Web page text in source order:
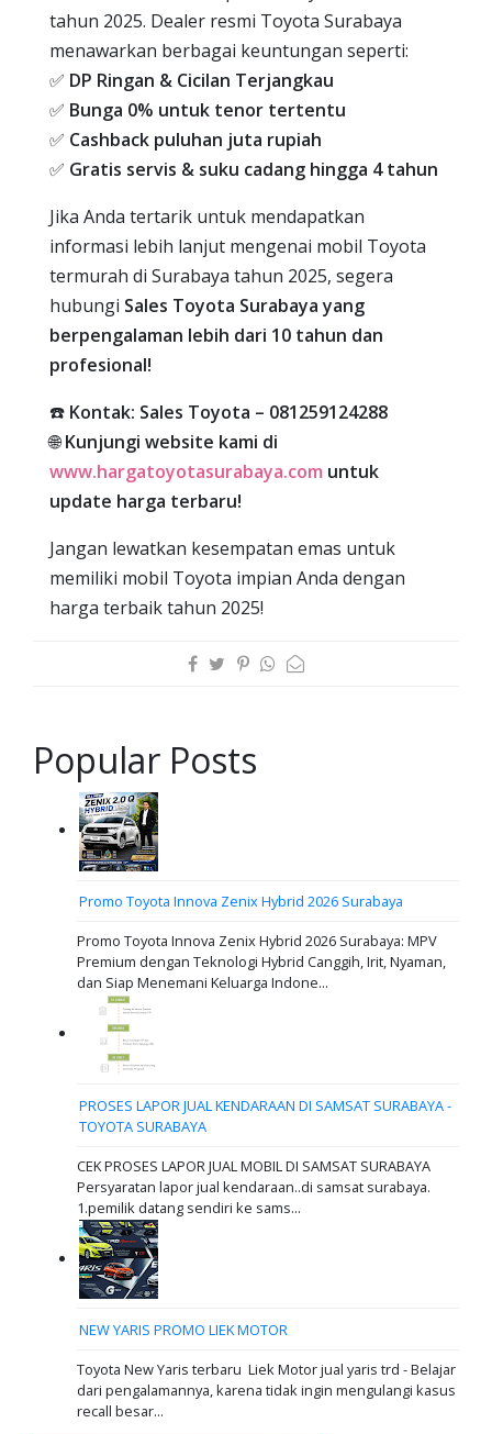
tahun 2025. Dealer resmi Toyota Surabaya
menawarkan berbagai keuntungan seperti:
✅ DP Ringan & Cicilan Terjangkau
✅ Bunga 0% untuk tenor tertentu
✅ Cashback puluhan juta rupiah
✅ Gratis servis & suku cadang hingga 4 tahun
Jika Anda tertarik untuk mendapatkan
informasi lebih lanjut mengenai mobil Toyota
termurah di Surabaya tahun 2025, segera
hubungi Sales Toyota Surabaya yang
berpengalaman lebih dari 10 tahun dan
profesional!
☎️ Kontak: Sales Toyota – 081259124288
🌐Kunjungi website kami di
www.hargatoyotasurabaya.com untuk
update harga terbaru!
Jangan lewatkan kesempatan emas untuk
memiliki mobil Toyota impian Anda dengan
harga terbaik tahun 2025!
Popular Posts
Promo Toyota Innova Zenix Hybrid 2026 Surabaya
Promo Toyota Innova Zenix Hybrid 2026 Surabaya: MPV
Premium dengan Teknologi Hybrid Canggih, Irit, Nyaman,
dan Siap Menemani Keluarga Indone...
PROSES LAPOR JUAL KENDARAAN DI SAMSAT SURABAYA -
TOYOTA SURABAYA
CEK PROSES LAPOR JUAL MOBIL DI SAMSAT SURABAYA
Persyaratan lapor jual kendaraan..di samsat surabaya.
1.pemilik datang sendiri ke sams...
NEW YARIS PROMO LIEK MOTOR
Toyota New Yaris terbaru Liek Motor jual yaris trd - Belajar
dari pengalamannya, karena tidak ingin mengulangi kasus
recall besar...